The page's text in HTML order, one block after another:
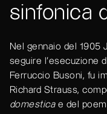
sinfonica
Nel gennaio del 1905
seguire l’esecuzione
Ferruccio Busoni, fu
Richard Strauss,
domesticae del